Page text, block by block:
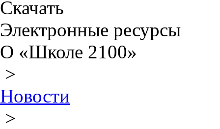
Скачать
Электронные ресурсы
О «Школе 2100»
>
Новости
>